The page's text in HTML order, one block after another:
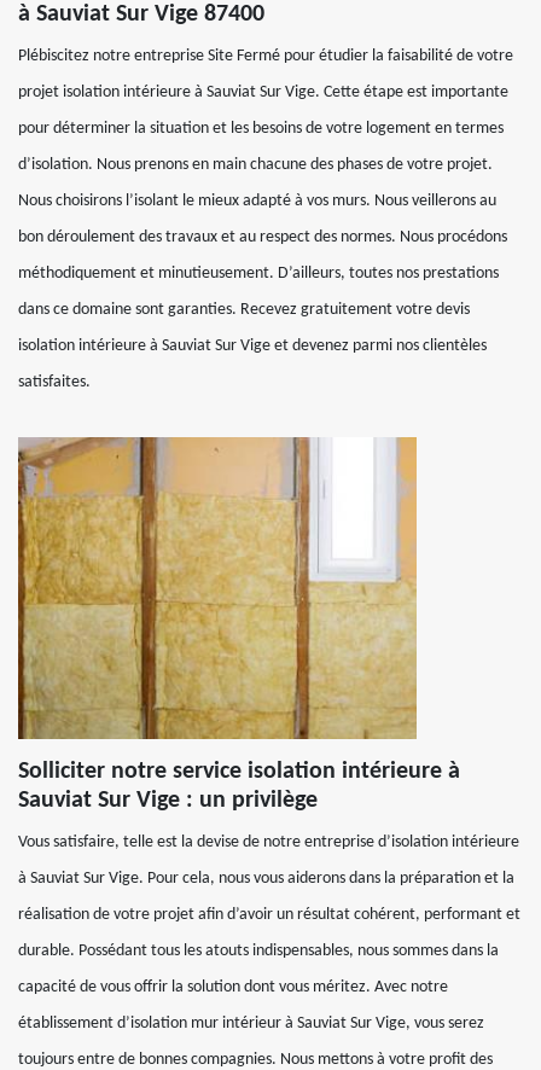
à Sauviat Sur Vige 87400
Plébiscitez notre entreprise Site Fermé pour étudier la faisabilité de votre
projet isolation intérieure à Sauviat Sur Vige. Cette étape est importante
pour déterminer la situation et les besoins de votre logement en termes
d’isolation. Nous prenons en main chacune des phases de votre projet.
Nous choisirons l’isolant le mieux adapté à vos murs. Nous veillerons au
bon déroulement des travaux et au respect des normes. Nous procédons
méthodiquement et minutieusement. D’ailleurs, toutes nos prestations
dans ce domaine sont garanties. Recevez gratuitement votre devis
isolation intérieure à Sauviat Sur Vige et devenez parmi nos clientèles
satisfaites.
Solliciter notre service isolation intérieure à
Sauviat Sur Vige : un privilège
Vous satisfaire, telle est la devise de notre entreprise d’isolation intérieure
à Sauviat Sur Vige. Pour cela, nous vous aiderons dans la préparation et la
réalisation de votre projet afin d’avoir un résultat cohérent, performant et
durable. Possédant tous les atouts indispensables, nous sommes dans la
capacité de vous offrir la solution dont vous méritez. Avec notre
établissement d’isolation mur intérieur à Sauviat Sur Vige, vous serez
toujours entre de bonnes compagnies. Nous mettons à votre profit des